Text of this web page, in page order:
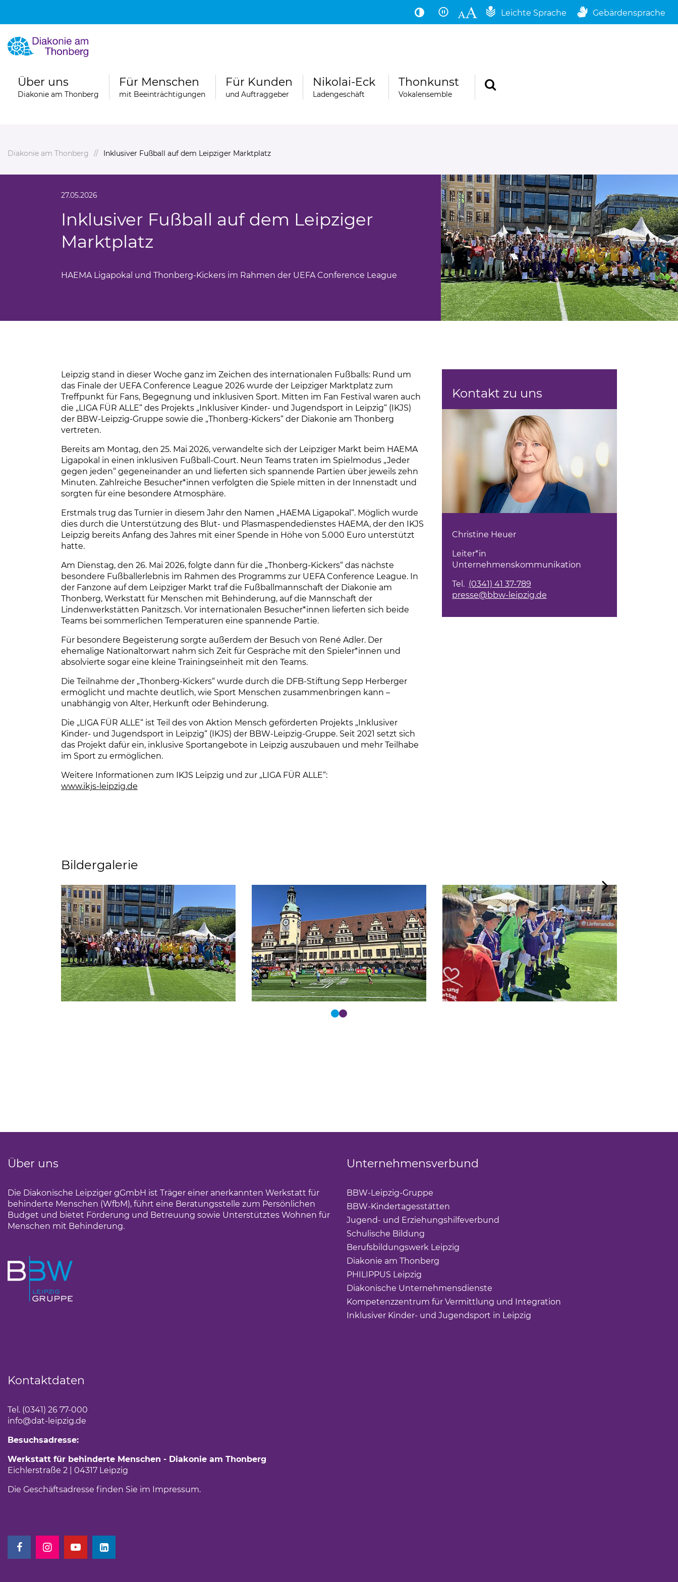
Leichte Sprache Gebärdensprache
Über uns
Diakonie am Thonberg
Für Menschen
mit Beeinträchtigungen
Für Kunden
und Auftraggeber
Nikolai-Eck
Ladengeschäft
Thonkunst
Vokalensemble
Diakonie am Thonberg Inklusiver Fußball auf dem Leipziger Marktplatz
27.05.2026
Inklusiver Fußball auf dem Leipziger
Marktplatz
HAEMA Ligapokal und Thonberg-Kickers im Rahmen der UEFA Conference League
Leipzig stand in dieser Woche ganz im Zeichen des internationalen Fußballs: Rund um
das Finale der UEFA Conference League 2026 wurde der Leipziger Marktplatz zum
Treffpunkt für Fans, Begegnung und inklusiven Sport. Mitten im Fan Festival waren auch
die „LIGA FÜR ALLE“ des Projekts „Inklusiver Kinder- und Jugendsport in Leipzig“ (IKJS)
der BBW-Leipzig-Gruppe sowie die „Thonberg-Kickers“ der Diakonie am Thonberg
vertreten.
Bereits am Montag, den 25. Mai 2026, verwandelte sich der Leipziger Markt beim HAEMA
Ligapokal in einen inklusiven Fußball-Court. Neun Teams traten im Spielmodus „Jeder
gegen jeden“ gegeneinander an und lieferten sich spannende Partien über jeweils zehn
Minuten. Zahlreiche Besucher*innen verfolgten die Spiele mitten in der Innenstadt und
sorgten für eine besondere Atmosphäre.
Erstmals trug das Turnier in diesem Jahr den Namen „HAEMA Ligapokal“. Möglich wurde
dies durch die Unterstützung des Blut- und Plasmaspendedienstes HAEMA, der den IKJS
Leipzig bereits Anfang des Jahres mit einer Spende in Höhe von 5.000 Euro unterstützt
hatte.
Am Dienstag, den 26. Mai 2026, folgte dann für die „Thonberg-Kickers“ das nächste
besondere Fußballerlebnis im Rahmen des Programms zur UEFA Conference League. In
der Fanzone auf dem Leipziger Markt traf die Fußballmannschaft der Diakonie am
Thonberg, Werkstatt für Menschen mit Behinderung, auf die Mannschaft der
Lindenwerkstätten Panitzsch. Vor internationalen Besucher*innen lieferten sich beide
Teams bei sommerlichen Temperaturen eine spannende Partie.
Für besondere Begeisterung sorgte außerdem der Besuch von René Adler. Der
ehemalige Nationaltorwart nahm sich Zeit für Gespräche mit den Spieler*innen und
absolvierte sogar eine kleine Trainingseinheit mit den Teams.
Die Teilnahme der „Thonberg-Kickers“ wurde durch die DFB-Stiftung Sepp Herberger
ermöglicht und machte deutlich, wie Sport Menschen zusammenbringen kann –
unabhängig von Alter, Herkunft oder Behinderung.
Die „LIGA FÜR ALLE“ ist Teil des von Aktion Mensch geförderten Projekts „Inklusiver
Kinder- und Jugendsport in Leipzig“ (IKJS) der BBW-Leipzig-Gruppe. Seit 2021 setzt sich
das Projekt dafür ein, inklusive Sportangebote in Leipzig auszubauen und mehr Teilhabe
im Sport zu ermöglichen.
Weitere Informationen zum IKJS Leipzig und zur „LIGA FÜR ALLE“:
www.ikjs-leipzig.de
Kontakt zu uns
Christine Heuer
Leiter*in
Unternehmenskommunikation
Tel. (0341) 41 37-789
presse@bbw-leipzig.de
Bildergalerie
Über uns
Die Diakonische Leipziger gGmbH ist Träger einer anerkannten Werkstatt für
behinderte Menschen (WfbM), führt eine Beratungsstelle zum Persönlichen
Budget und bietet Förderung und Betreuung sowie Unterstütztes Wohnen für
Menschen mit Behinderung.
Unternehmensverbund
BBW-Leipzig-Gruppe
BBW-Kindertagesstätten
Jugend- und Erziehungshilfeverbund
Schulische Bildung
Berufsbildungswerk Leipzig
Diakonie am Thonberg
PHILIPPUS Leipzig
Diakonische Unternehmensdienste
Kompetenzzentrum für Vermittlung und Integration
Inklusiver Kinder- und Jugendsport in Leipzig
Kontaktdaten
Tel. (0341) 26 77-000
info@dat-leipzig.de
Besuchsadresse:
Werkstatt für behinderte Menschen - Diakonie am Thonberg
Eichlerstraße 2 | 04317 Leipzig
Die Geschäftsadresse finden Sie im Impressum.
(Link öffnet einen neuen Tab)
(Link öffnet einen neuen Tab)
(Link öffnet einen neuen Tab)
(Link öffnet einen neuen Tab)